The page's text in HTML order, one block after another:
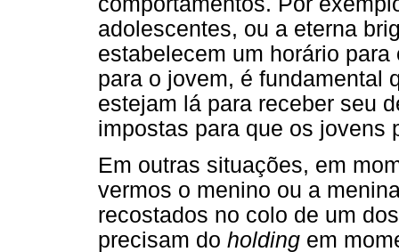
adolescentes, ou a eterna
estabelecem um horário
para o jovem, é fundamental
estejam lá para receber seu
impostas para que os jovens
Em outras situações, em
vermos o menino ou a
recostados no colo de um
precisam do holding em